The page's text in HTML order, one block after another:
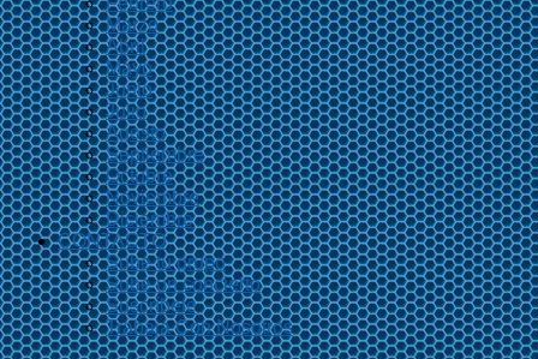
Marzo
Abril
Mayo
Junio
Julio
Agosto
Septiembre
Octubre
Noviembre
Diciembre
CONTACTO
Sube tu grupo
Sube un concierto
Suscríbete
Trabaja Con Nosotros